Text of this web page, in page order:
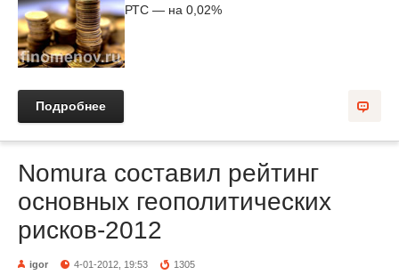
РТС — на 0,02%
Подробнее
Nomura составил рейтинг
основных геополитических
рисков-2012
igor 4-01-2012, 19:53 1305